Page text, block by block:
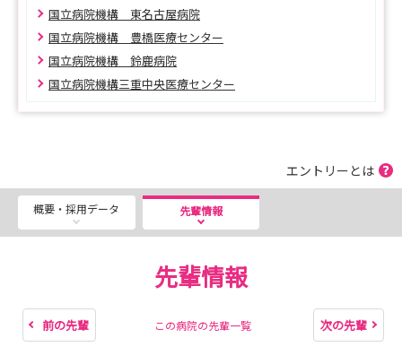
国立病院機構 東名古屋病院
国立病院機構 豊橋医療センター
国立病院機構 鈴鹿病院
国立病院機構三重中央医療センター
エントリーとは
概要・採用データ 先輩情報
先輩情報
前の先輩 この病院の先輩一覧 次の先輩